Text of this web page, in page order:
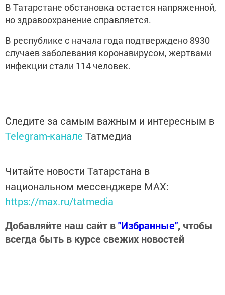
В Татарстане обстановка остается напряженной,
но здравоохранение справляется.
В республике с начала года подтверждено 8930
случаев заболевания коронавирусом, жертвами
инфекции стали 114 человек.
Следите за самым важным и интересным в
Telegram-канале Татмедиа
Читайте новости Татарстана в
национальном мессенджере MАХ:
https://max.ru/tatmedia
Добавляйте наш сайт в"Избранные", чтобы
всегда быть в курсе свежих новостей